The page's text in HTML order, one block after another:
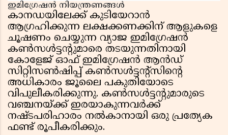
ഇമിഗ്രേഷൻ നിയന്ത്രണങ്ങൾ
കാനഡയിലേക്ക് കുടിയേറാൻ
ആഗ്രഹിക്കുന്ന ലക്ഷക്കണക്കിന് ആളുകളെ
ചൂഷണം ചെയ്യുന്ന വ്യാജ ഇമിഗ്രേഷൻ
കൺസൾട്ടന്റുമാരെ തടയുന്നതിനായി
കോളേജ് ഓഫ് ഇമിഗ്രേഷൻ ആൻഡ്
സിറ്റിസൺഷിപ്പ് കൺസൾട്ടന്റ്സിന്റെ
അധികാരം ജൂലൈ പകുതിയോടെ
വിപുലീകരിക്കുന്നു. കൺസൾട്ടന്റുമാരുടെ
വഞ്ചനയ്ക്ക് ഇരയാകുന്നവർക്ക്
നഷ്ടപരിഹാരം നൽകാനായി ഒരു പ്രത്യേക
ഫണ്ട് രൂപീകരിക്കും.